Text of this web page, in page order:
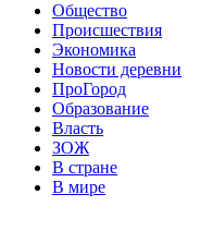
Общество
Происшествия
Экономика
Новости деревни
ПроГород
Образование
Власть
ЗОЖ
В стране
В мире